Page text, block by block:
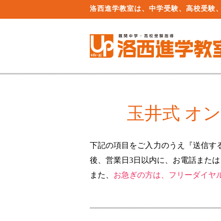
洛西進学教室は、中学受験、高校受験
玉井式 オ
下記の項目をご入力のうえ『送信す
後、営業日3日以内に、お電話また
また、 お急ぎの方は、フリーダイヤ